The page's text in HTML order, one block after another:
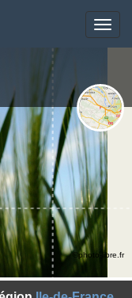
Toggle
©photo-libre.fr
Toggle